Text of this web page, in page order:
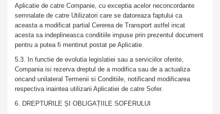
Aplicatie de catre Companie, cu exceptia acelor neconcordante
semnalate de catre Utilizatori care se datoreaza faptului ca
aceasta a modificat partial Cererea de Transport astfel incat
acesta sa indeplineasca conditiile impuse prin prezentul document
pentru a putea fi mentinut postat pe Aplicatie.
5.3. In functie de evolutia legislatiei sau a serviciilor oferite,
Compania isi rezerva dreptul de a modifica sau de a actualiza
oricand unilateral Termenii si Conditiile, notificand modificarea
respectiva inaintea utilizarii Aplicatiei de catre Sofer.
6. DREPTURILE ȘI OBLIGAȚIILE SOFERULUI